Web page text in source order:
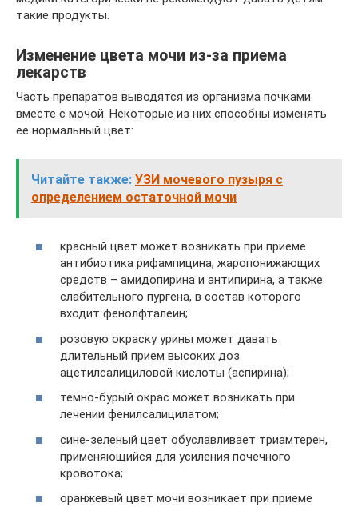
такие продукты.
Изменение цвета мочи из-за приема
лекарств
Часть препаратов выводятся из организма почками
вместе с мочой. Некоторые из них способны изменять
ее нормальный цвет:
Читайте также: УЗИ мочевого пузыря с
определением остаточной мочи
красный цвет может возникать при приеме
антибиотика рифампицина, жаропонижающих
средств – амидопирина и антипирина, а также
слабительного пургена, в состав которого
входит фенолфталеин;
розовую окраску урины может давать
длительный прием высоких доз
ацетилсалициловой кислоты (аспирина);
темно-бурый окрас может возникать при
лечении фенилсалицилатом;
сине-зеленый цвет обуславливает триамтерен,
применяющийся для усиления почечного
кровотока;
оранжевый цвет мочи возникает при приеме